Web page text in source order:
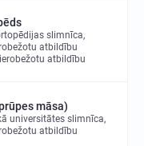
slimnīca,
atbildību
atbildību
māsa)
universitātes slimnīca,
atbildību